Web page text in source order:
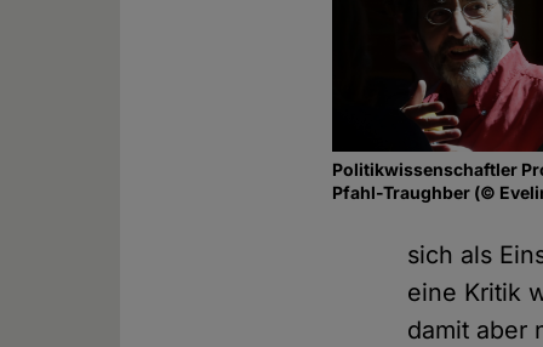
Politikwissenschaftler
Pfahl-Traughber (©
sich als
eine Kritik
damit aber